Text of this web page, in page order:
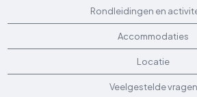
Rondleidingen en
Accommodaties
Locatie
Veelgestelde vragen